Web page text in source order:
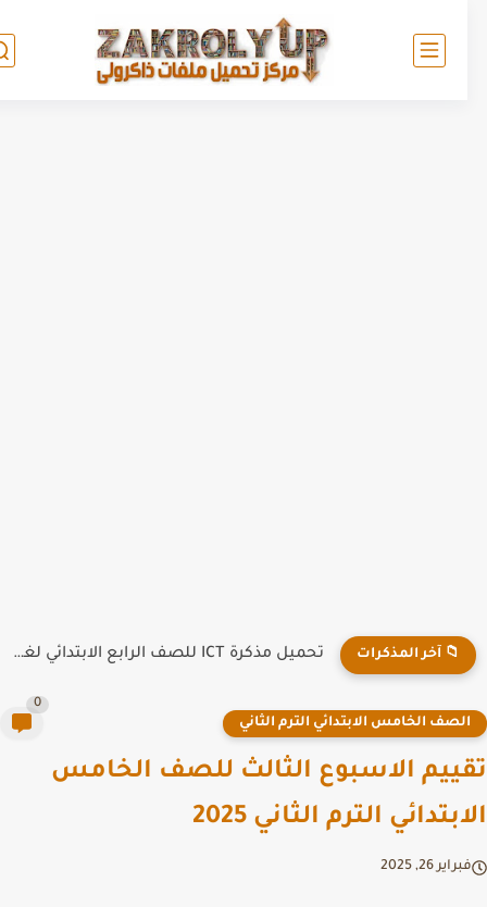
📁 آخر المذكرات تحميل مذكرة ICT للصف الرابع الابتدائي لغات ترم أول 2026...
الخامس الابتدائي الترم الثاني
الاسبوع الثالث للصف الخامس
الترم الثاني 2025
26, 2025